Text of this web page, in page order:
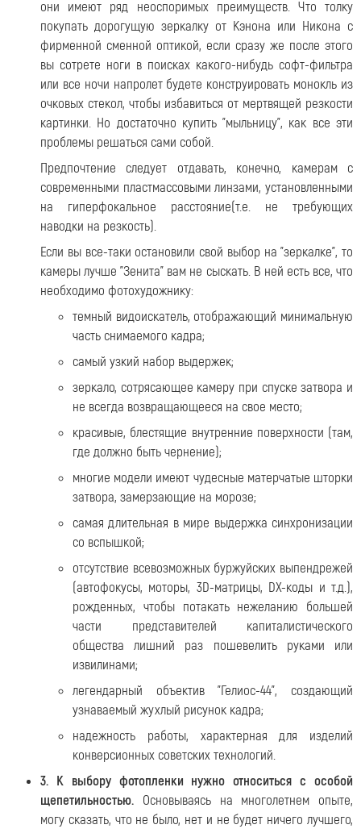
они имеют ряд неоспоримых преимуществ. Что толку
покупать дорогущую зеркалку от Кэнона или Никона с
фирменной сменной оптикой, если сразу же после этого
вы сотрете ноги в поисках какого-нибудь софт-фильтра
или все ночи напролет будете конструировать монокль из
очковых стекол, чтобы избавиться от мертвящей резкости
картинки. Но достаточно купить "мыльницу", как все эти
проблемы решаться сами собой.
Предпочтение следует отдавать, конечно, камерам с
современными пластмассовыми линзами, установленными
на гиперфокальное расстояние(т.е. не требующих
наводки на резкость).
Если вы все-таки остановили свой выбор на "зеркалке", то
камеры лучше "Зенита" вам не сыскать. В ней есть все, что
необходимо фотохудожнику:
темный видоискатель, отображающий минимальную
часть снимаемого кадра;
самый узкий набор выдержек;
зеркало, сотрясающее камеру при спуске затвора и
не всегда возвращающееся на свое место;
красивые, блестящие внутренние поверхности (там,
где должно быть чернение);
многие модели имеют чудесные матерчатые шторки
затвора, замерзающие на морозе;
самая длительная в мире выдержка синхронизации
со вспышкой;
отсутствие всевозможных буржуйских выпендрежей
(автофокусы, моторы, 3D-матрицы, DX-коды и т.д.),
рожденных, чтобы потакать нежеланию большей
части представителей капиталистического
общества лишний раз пошевелить руками или
извилинами;
легендарный объектив "Гелиос-44", создающий
узнаваемый жухлый рисунок кадра;
надежность работы, характерная для изделий
конверсионных советских технологий.
3. К выбору фотопленки нужно относиться с особой
щепетильностью. Основываясь на многолетнем опыте,
могу сказать, что не было, нет и не будет ничего лучшего,